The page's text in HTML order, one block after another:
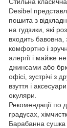
Desibel
пошита з
на гудзики, які
входить бавовна,
комфортно і
алергії і майже
джинсами або
офісі, зустрічі з
взуття і
окуляри.
Рекомендації по
градусах,
Барабанна сушка